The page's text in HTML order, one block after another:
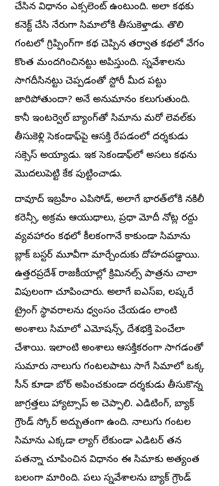
చేసిన విధానం ఎక్సలెంట్ ఉంటుంది. అలా కథకు
కనెక్ట్ చేసి నేరుగా సినిమాలోకి తీసుకెళ్తాడు. తొలి
గంటలో గ్రిప్పింగ్‌గా కథ చెప్పిన తర్వాత కథలో వేగం
కొంత మందగించినట్టు అనిపిస్తుంది. సన్నివేశాలను
సాగదీసినట్టు చెప్పడంతో స్టోరీ మీద పట్టు
జారిపోతుందా? అనే అనుమానం కలుగుతుంది.
కానీ ఇంటర్వెల్ బ్యాంగ్‌తో సినిమాను మరో లెవల్‌కు
తీసుకెళ్లి సెకండాఫ్‌పై ఆసక్తిని రేపడంలో దర్శకుడు
సక్సెస్ అయ్యాడు. ఇక సెకండాఫ్‌లో అసలు కథను
మొదలుపెట్టి కేక పుట్టించాడు.
దావూద్ ఇబ్రహీం ఎపిసోడ్, అలాగే భారత్‌లోకి నకిలీ
కరెన్సీ, అక్రమ ఆయుధాలు, ప్రధాని మోదీ నోట్ల రద్దు
వ్యవహారం కథలో కీలకంగానే కాకుండా సినిమాను
బ్లాక్ బస్టర్ మూవీగా మార్చేందుకు దోహదపడ్డాయి.
ఉత్తరప్రదేశ్ రాజకీయాల్లో క్రిమినల్స్ పాత్రను చాలా
విపులంగా చూపించారు. అలాగే ఐఎస్ఐ, లష్కరే
ట్రైనింగ్ స్థావరాలను ధ్వంసం చేయడం లాంటి
అంశాలు సినిమాలో ఎమోషన్స్, దేశభక్తిని పెంచేలా
చేశాయి. ఇలాంటి అంశాలు ఆసక్తికరంగా సాగడంతో
సుమారు నాలుగు గంటలపాటు సాగే సినిమాలో ఒక్క
సీన్ కూడా బోర్ అనిపించకుండా దర్శకుడు తీసుకొన్న
జాగ్రత్తలు హ్యాట్సాప్ అని చెప్పాలి. ఎడిటింగ్, బ్యాక్
గ్రౌండ్ స్కోర్ అద్బుతంగా ఉంది. నాలుగు గంటల
సినిమాను ఎక్కడా ల్యాగ్ లేకుండా ఎడిటర్ తన
పనితనాన్ని చూపించిన విధానం ఈ సినిమాకు అత్యంత
బలంగా మారింది. పలు సన్నివేశాలను బ్యాక్ గ్రౌండ్